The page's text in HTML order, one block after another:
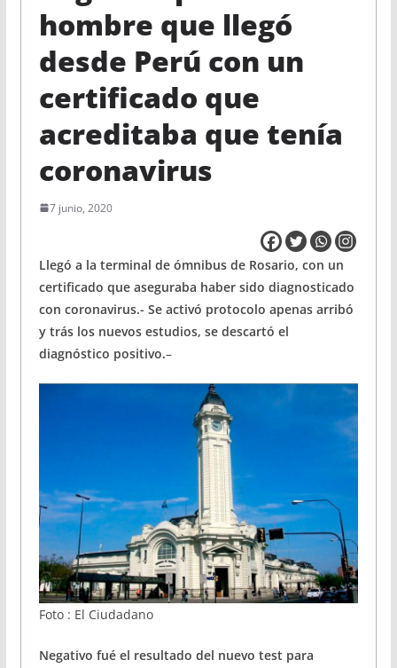
hombre que llegó
desde Perú con un
certificado que
acreditaba que tenía
coronavirus
7 junio, 2020
Llegó a la terminal de ómnibus de Rosario, con un
certificado que aseguraba haber sido diagnosticado
con coronavirus.- Se activó protocolo apenas arribó
y trás los nuevos estudios, se descartó el
diagnóstico positivo.–
Foto : El Ciudadano
Negativo fué el resultado del nuevo test para